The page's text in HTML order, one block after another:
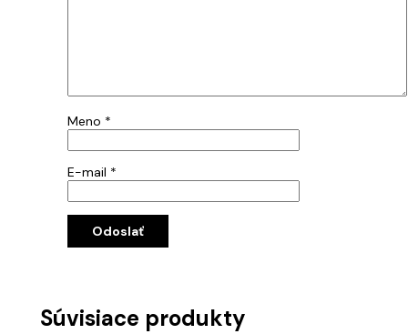
Meno *
E-mail *
Súvisiace produkty